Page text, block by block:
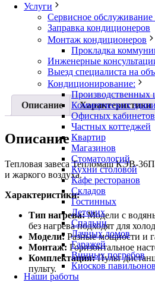
Услуги
Сервисное
Заправка кондиционеров
Монтаж кондиционеров
Прокладка
Инженерные
Выезд специалиста на
Кондиционирование:
Производственных
Коммерческих
Офисных кабинетов
Частных коттеджей
Квартир
Магазинов
Стоматологий
Кухни столовой
Кафе ресторанов
Складов
Гостинных
Детских
Спальни
Дачных домов
Гаражей
Винных погребов
Киосков
Наши работы
Описание Характеристики
Описание
Тепловая завеса Тепломаш КЭВ-
и жаркого воздуха.
Характеристики:
Тип нагрева:Модели с
без нагрева подходят для
Модели: Разные мощности и
Монтаж: Горизонтальное
Комплектация:Пульт
пульту.